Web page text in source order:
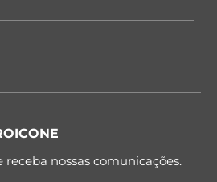
nossas comunicações.